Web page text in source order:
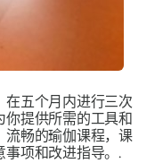
在五个月内进行三次
提供所需的工具和
流畅的瑜伽课程，课
事项和改进指导。.